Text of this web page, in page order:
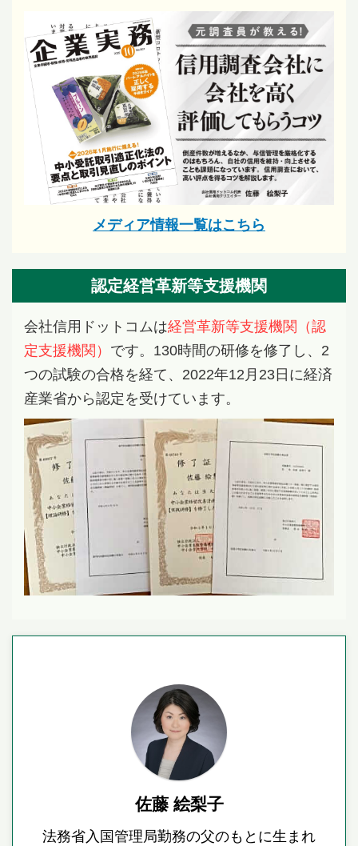
メディア情報一覧はこちら
認定経営革新等支援機関
会社信用ドットコムは経営革新等支援機関（認
定支援機関） です。130時間の研修を修了し、2
つの試験の合格を経て、2022年12月23日に経済
産業省から認定を受けています。
佐藤 絵梨子
法務省入国管理局勤務の父のもとに生まれ